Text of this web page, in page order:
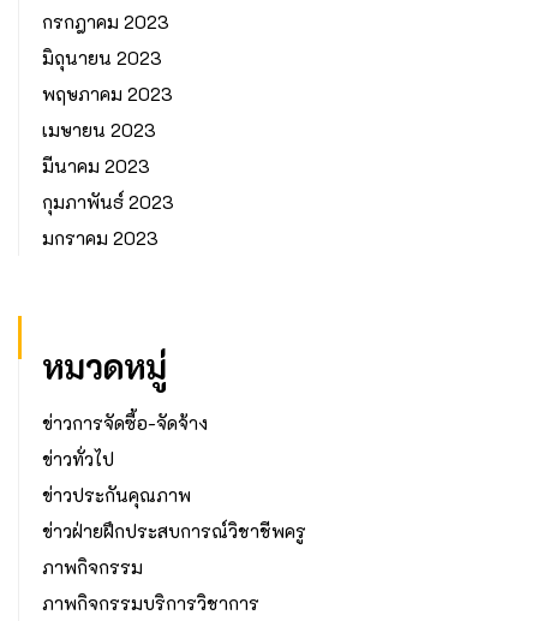
กรกฎาคม 2023
มิถุนายน 2023
พฤษภาคม 2023
เมษายน 2023
มีนาคม 2023
กุมภาพันธ์ 2023
มกราคม 2023
หมวดหมู่
ข่าวการจัดซื้อ-จัดจ้าง
ข่าวทั่วไป
ข่าวประกันคุณภาพ
ข่าวฝ่ายฝึกประสบการณ์วิชาชีพครู
ภาพกิจกรรม
ภาพกิจกรรมบริการวิชาการ